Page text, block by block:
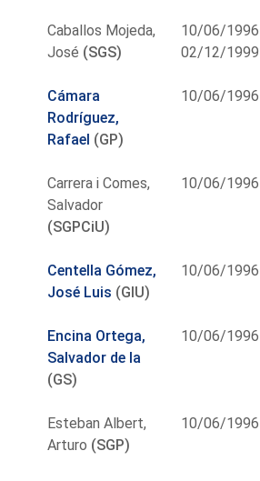
Caballos Mojeda,
José (SGS)
10/06/1996
02/12/1999
Cámara
Rodríguez,
Rafael (GP)
10/06/1996
Carrera i Comes,
Salvador
(SGPCiU)
10/06/1996
Centella Gómez,
José Luis (GIU)
10/06/1996
Encina Ortega,
Salvador de la
(GS)
10/06/1996
Esteban Albert,
Arturo (SGP)
10/06/1996